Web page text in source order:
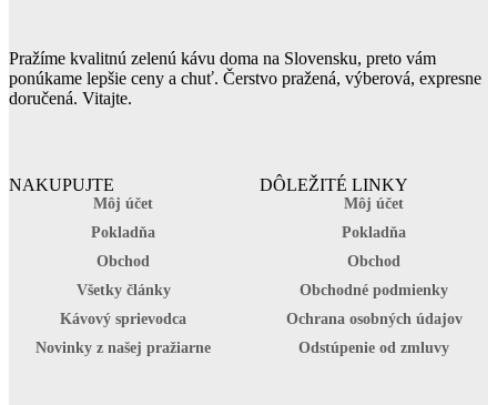
Pražíme kvalitnú zelenú kávu doma na Slovensku, preto vám
ponúkame lepšie ceny a chuť. Čerstvo pražená, výberová, expresne
doručená. Vitajte.
NAKUPUJTE
Môj účet
Pokladňa
Obchod
Všetky články
Kávový sprievodca
Novinky z našej pražiarne
DÔLEŽITÉ LINKY
Môj účet
Pokladňa
Obchod
Obchodné podmienky
Ochrana osobných údajov
Odstúpenie od zmluvy